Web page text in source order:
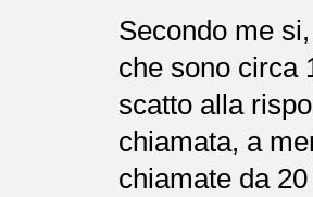
Secondo me
che sono circa
scatto alla
chiamata, a
chiamate da